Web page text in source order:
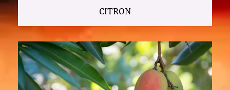
CITRON